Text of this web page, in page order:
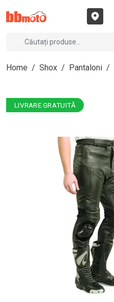
Home / Shox / Pantaloni /
LIVRARE GRATUITĂ